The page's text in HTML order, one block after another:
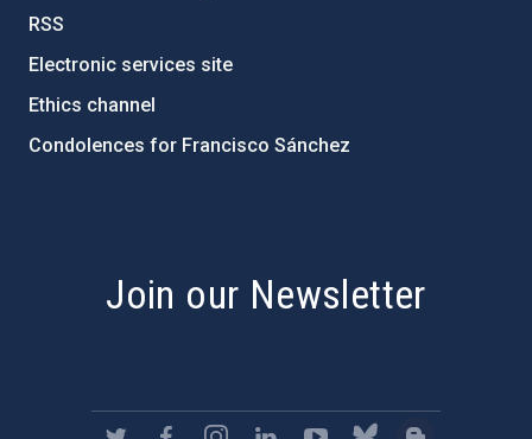
RSS
Electronic services site
Ethics channel
Condolences for Francisco Sánchez
Join our Newsletter